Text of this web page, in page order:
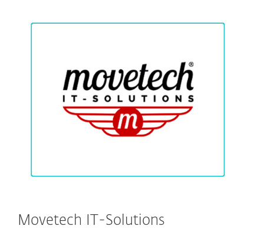
Movetech IT-Solutions